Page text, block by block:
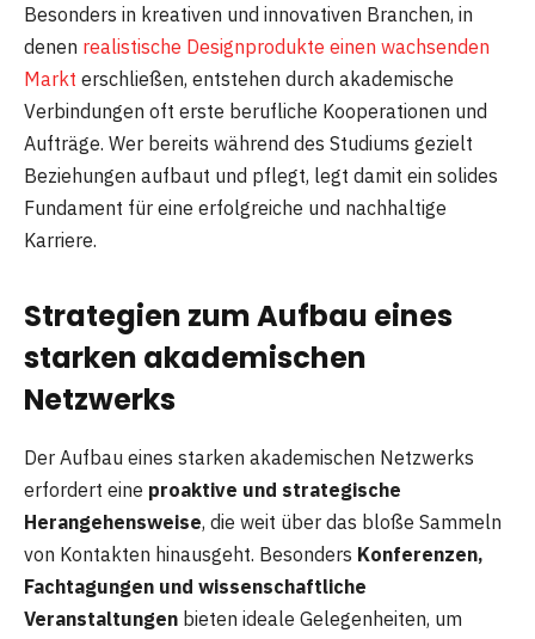
Besonders in kreativen und innovativen Branchen, in
denen realistische Designprodukte einen wachsenden
Markt erschließen, entstehen durch akademische
Verbindungen oft erste berufliche Kooperationen und
Aufträge. Wer bereits während des Studiums gezielt
Beziehungen aufbaut und pflegt, legt damit ein solides
Fundament für eine erfolgreiche und nachhaltige
Karriere.
Strategien zum Aufbau eines
starken akademischen
Netzwerks
Der Aufbau eines starken akademischen Netzwerks
erfordert eine proaktive und strategische
Herangehensweise, die weit über das bloße Sammeln
von Kontakten hinausgeht. Besonders Konferenzen,
Fachtagungen und wissenschaftliche
Veranstaltungen bieten ideale Gelegenheiten, um